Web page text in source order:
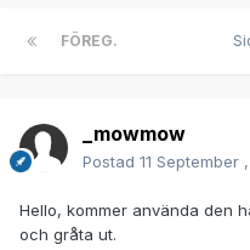
FÖREG.
_mowmow
Postad 11 September
Hello, kommer använda den
och gråta ut.